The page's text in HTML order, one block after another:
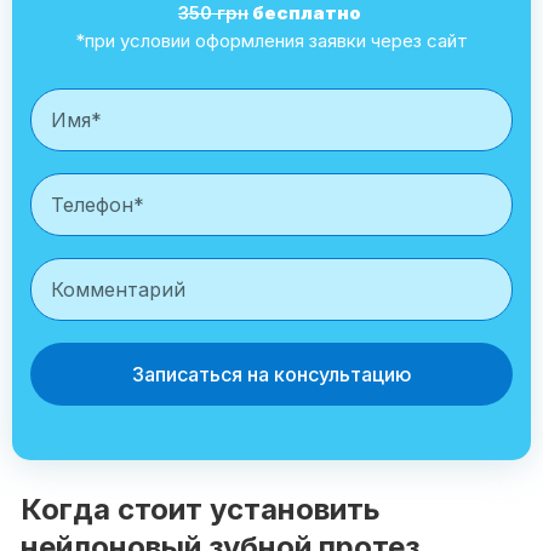
350 грн бесплатно
*при условии оформления заявки через сайт
Записаться на консультацию
Когда стоит установить